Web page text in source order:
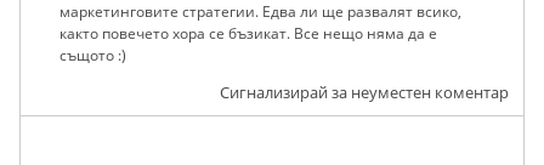
маркетинговите стратегии. Едва ли ще развалят всико,
както повечето хора се бъзикат. Все нещо няма да е
същото :)
Сигнализирай за неуместен коментар